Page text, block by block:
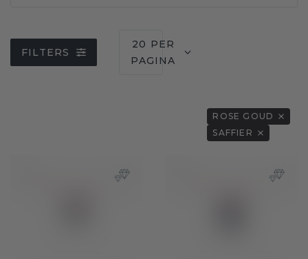
FILTERS
20 PER
PAGINA
ROSE GOUD
SAFFIER